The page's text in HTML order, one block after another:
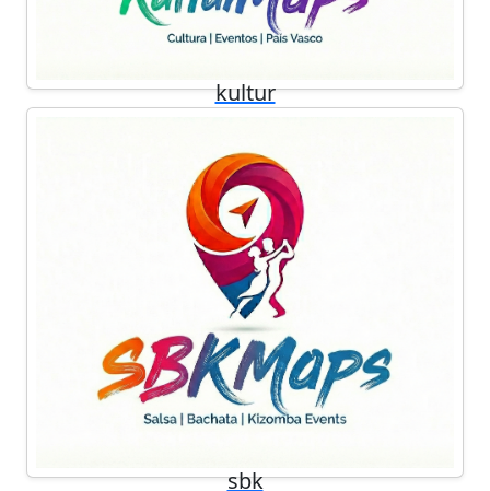
kultur
sbk